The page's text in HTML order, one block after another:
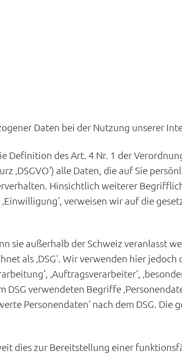
Daten bei der Nutzung unserer
Definition des Art. 4 Nr. 1 der
‚DSGVO‘) alle Daten, die auf Sie
Hinsichtlich weiterer
verweisen wir auf die
sie außerhalb der Schweiz veranlasst
als ‚DSG‘. Wir verwenden hier
‚Auftragsverarbeiter‘,
verwendeten Begriffe
Personendaten‘ nach dem DSG. Die
dies zur Bereitstellung einer